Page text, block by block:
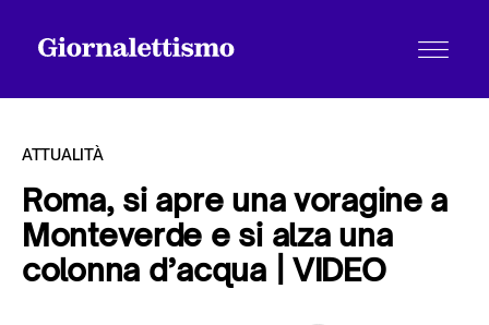
Tutti gli articoli
ATTUALITÀ
Roma, si apre una voragine a
Monteverde e si alza una
colonna d’acqua | VIDEO